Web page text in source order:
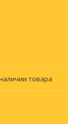
товара